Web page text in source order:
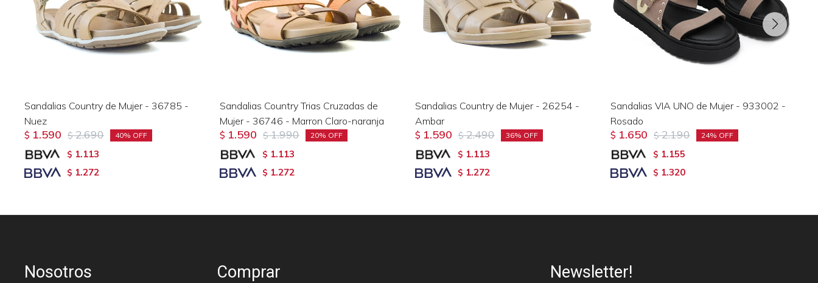
Sandalias Country de Mujer - 36785 -
Nuez
$ 1.590 $ 2.690 40
$ 1.113
$ 1.272
Sandalias Country Trias Cruzadas de
Mujer - 36746 - Marron Claro-naranja
$ 1.590 $ 1.990 20
$ 1.113
$ 1.272
Sandalias Country de Mujer - 26254 -
Ambar
$ 1.590 $ 2.490 36
$ 1.113
$ 1.272
Sandalias VIA UNO de Mujer - 933002 -
Rosado
$ 1.650 $ 2.190 24
$ 1.155
$ 1.320
Nosotros Comprar Newsletter!